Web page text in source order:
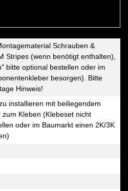
Schrauben &
Stripes (wenn benötigt enthalten),
bitte optional bestellen oder im
besorgen). Bitte
Hinweis!
installieren mit beiliegendem
Kleben (Klebeset nicht
oder im Baumarkt einen 2K/3K